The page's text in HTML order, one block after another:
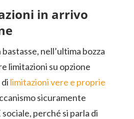
in arrivo
nell’ultima bozza
limitazioni su opzione
limitazioni vere e proprie
sicuramente
sociale, perché si parla di